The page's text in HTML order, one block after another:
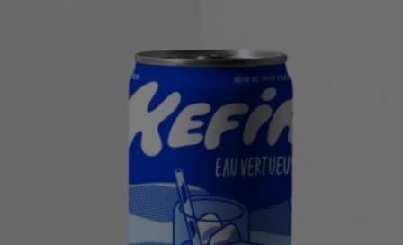
Produits similaires